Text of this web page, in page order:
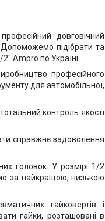
довговічний
підібрати та
Ampro по Україні.
професійного
для автомобільної,
контроль якості
справжнє задоволення
головок. У розмірі 1/2
за найкращою, низькою
гайковертів і
гайки, розташовані в